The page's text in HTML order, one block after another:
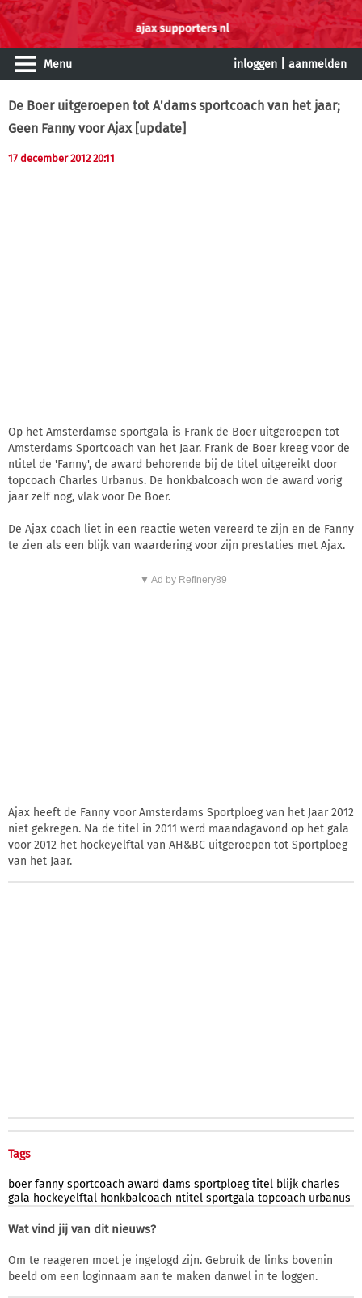
Menu inloggen aanmelden
De Boer uitgeroepen tot A'dams sportcoach van het jaar;
Geen Fanny voor Ajax [update]
17 december 2012 20:11
Op het Amsterdamse sportgala is Frank de Boer uitgeroepen tot
Amsterdams Sportcoach van het Jaar. Frank de Boer kreeg voor de
ntitel de 'Fanny', de award behorende bij de titel uitgereikt door
topcoach Charles Urbanus. De honkbalcoach won de award vorig
jaar zelf nog, vlak voor De Boer.
De Ajax coach liet in een reactie weten vereerd te zijn en de Fanny
te zien als een blijk van waardering voor zijn prestaties met Ajax.
▼ Ad by Refinery89
Ajax heeft de Fanny voor Amsterdams Sportploeg van het Jaar 2012
niet gekregen. Na de titel in 2011 werd maandagavond op het gala
voor 2012 het hockeyelftal van AH&BC uitgeroepen tot Sportploeg
van het Jaar.
Tags
boer fanny sportcoach award dams sportploeg titel blijk charles
gala hockeyelftal honkbalcoach ntitel sportgala topcoach urbanus
Wat vind jij van dit nieuws?
Om te reageren moet je ingelogd zijn. Gebruik de links bovenin
beeld om een loginnaam aan te maken danwel in te loggen.